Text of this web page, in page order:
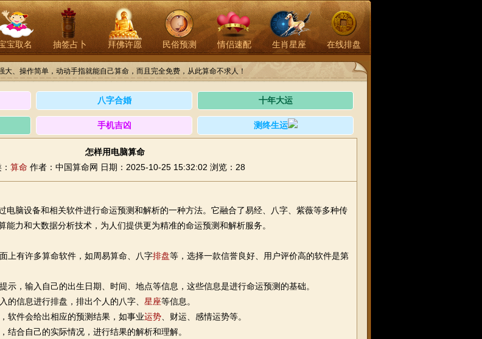
宝取名 抽签占卜 拜佛许愿 民俗预测 情侣速配 生肖星座 在线排盘
、操作简单，动动手指就能自己算命，而且完全免费，从此算命不求人！
八字合婚 十年大运
手机吉凶 测终生运
怎样用电脑算命
算命 作者：中国算命网 日期：2025-10-25 15:32:02 浏览：28
电脑设备和相关软件进行命运预测和解析的一种方法。它融合了易经、八字、紫薇等多种传
能力和大数据分析技术，为人们提供更为精准的命运预测和解析服务。
上有许多算命软件，如周易算命、八字排盘等，选择一款信誉良好、用户评价高的软件是第
，输入自己的出生日期、时间、地点等信息，这些信息是进行命运预测的基础。
信息进行排盘，排出个人的八字、 星座等信息。
件会给出相应的预测结果，如事业运势 、财运、感情运势等。
合自己的实际情况，进行结果的解析和理解。